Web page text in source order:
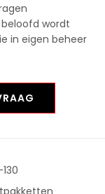
beloofd wordt
in eigen beheer